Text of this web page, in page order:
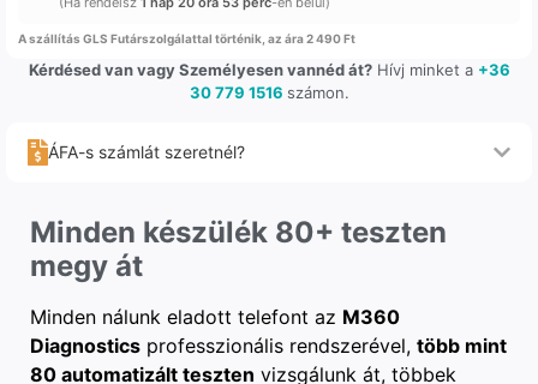
A szállítás GLS Futárszolgálattal történik, az ára 2 490 Ft
Kérdésed van vagy Személyesen vannéd át?Hívj minket a +36
30 779 1516 számon.
ÁFA-s számlát szeretnél?
Minden készülék 80+ teszten
megy át
Minden nálunk eladott telefont az M360
Diagnostics professzionális rendszerével, több mint
80 automatizált teszten vizsgálunk át, többek